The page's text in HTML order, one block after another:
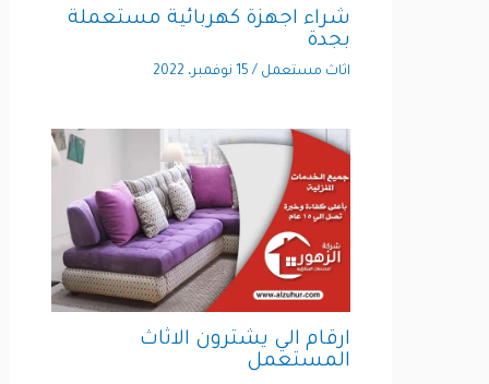
شراء اجهزة كهربائية مستعملة
بجدة
اثاث مستعمل/15 نوفمبر، 2022
ارقام الي يشترون الاثاث
المستعمل